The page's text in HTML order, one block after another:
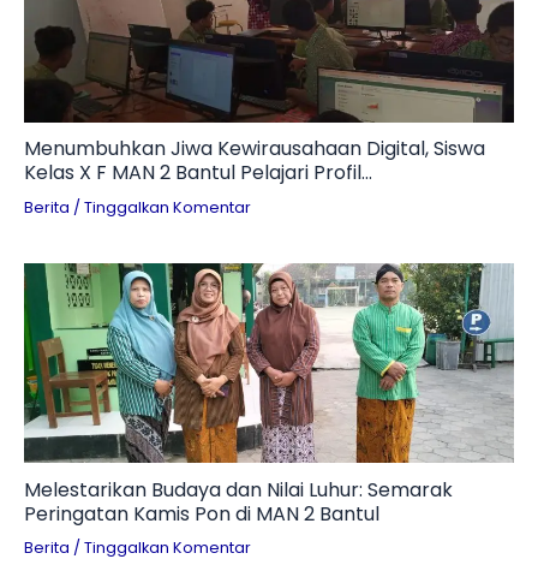
Menumbuhkan Jiwa Kewirausahaan Digital, Siswa
Kelas X F MAN 2 Bantul Pelajari Profil
Technopreneur dan Tantangan Branding UMKM
Berita / Tinggalkan Komentar
Melestarikan Budaya dan Nilai Luhur: Semarak
Peringatan Kamis Pon di MAN 2 Bantul
Berita / Tinggalkan Komentar